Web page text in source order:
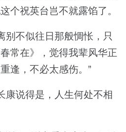
个祝英台岂不就露馅了。
不似往日那般惆怅，只
常在》，觉得我辈风华正
逢，不必太感伤。”
说得是，人生何处不相